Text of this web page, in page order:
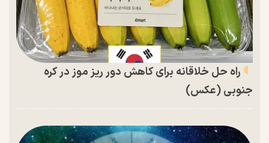
راه حل خلاقانه برای کاهش دور ریز موز در کره
جنوبی (عکس)